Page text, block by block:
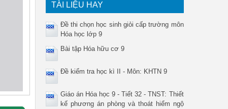
TÀI LIỆU HAY
Đề thi chọn học sinh giỏi cấp trường môn
Hóa học lớp 9
Bài tập Hóa hữu cơ 9
Đề kiểm tra học kì II - Môn: KHTN 9
Giáo án Hóa học 9 - Tiết 32 - TNST: Thiết
kế phương án phòng và thoát hiểm ngộ